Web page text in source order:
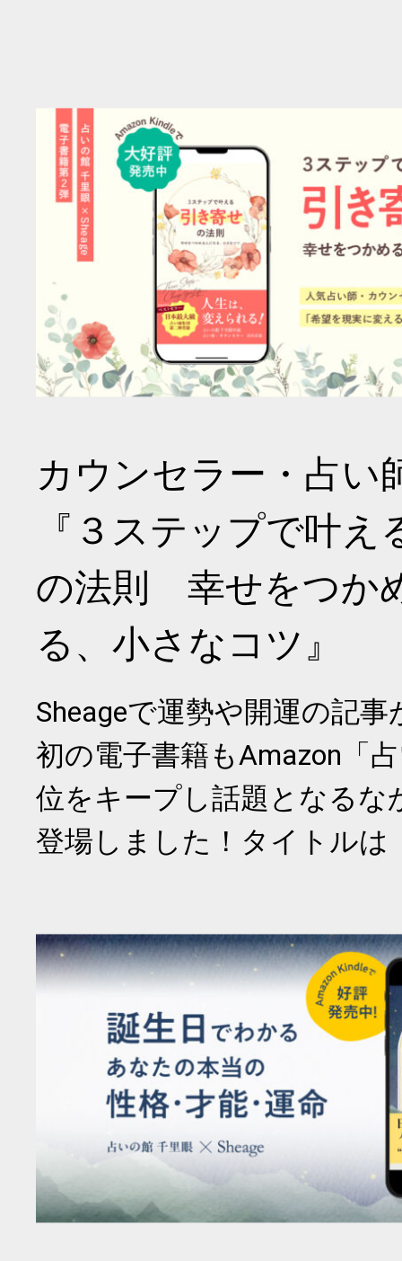
カウンセラー・占い
『３ステップで叶
の法則 幸せをつか
る、小さなコツ』
Sheageで運勢や開運の記
初の電子書籍もAmazon「
位をキープし話題となるな
登場しました！タイトルは